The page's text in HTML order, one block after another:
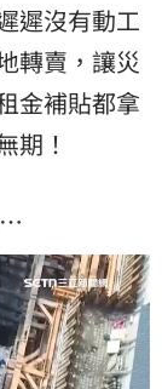
遲沒有動工
轉賣，讓災
金補貼都拿
期！
…